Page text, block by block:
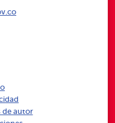
de autor